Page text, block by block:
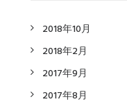
2018年10月
2018年2月
2017年9月
2017年8月